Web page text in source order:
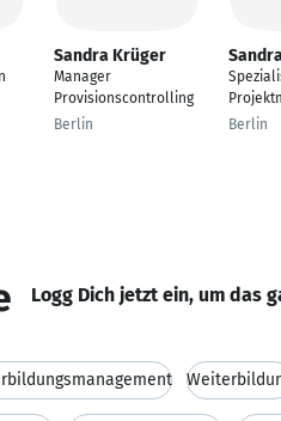
Sandra Krüger
Manager
Provisionscontrolling
Berlin
Berlin
Logg Dich jetzt ein, um das